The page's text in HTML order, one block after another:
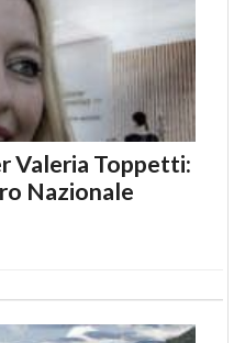
Valeria Toppetti:
Nazionale